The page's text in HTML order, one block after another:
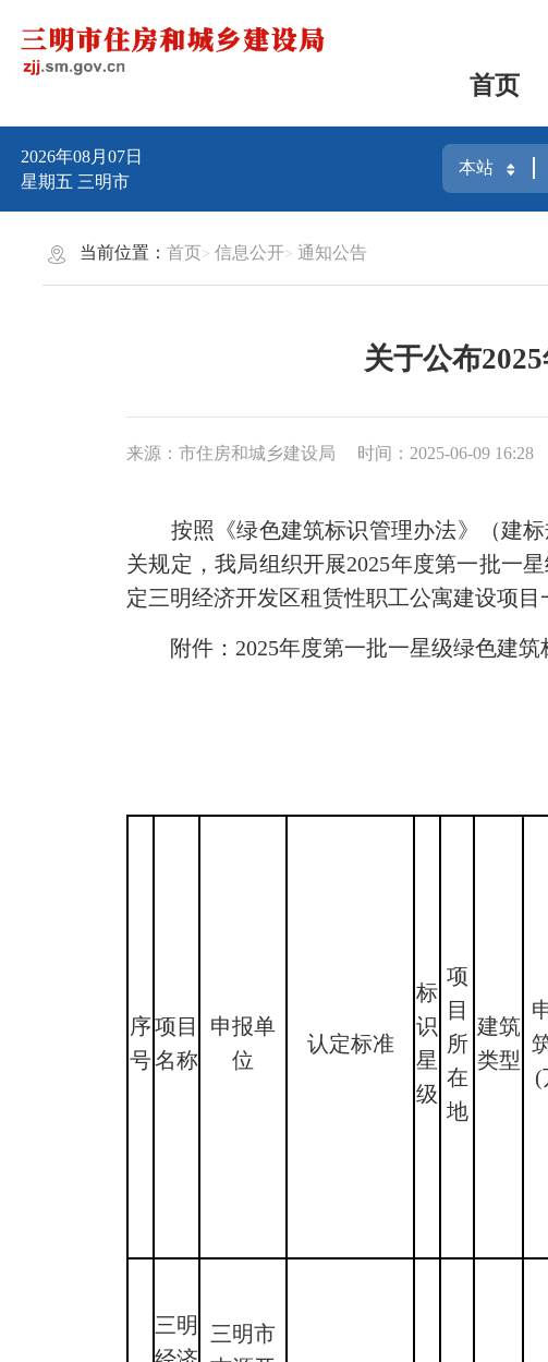
首页
2026年08月07日
星期五 三明市
当前位置：首页 信息公开 通知公告
关于公布
来源：市住房和城乡建设局 时间：2025-06-09 16:28
按照《绿色建筑标识管理办法》（建标
关规定，我局组织开展2025年度第一批一
定三明经济开发区租赁性职工公寓建设项
附件：2025年度第一批一星级绿色建筑
序
号
项目
名称
申报单
位
认定标准
标
识
星
级
项
目
所
在
地
建筑
类型
(
三明
三明市